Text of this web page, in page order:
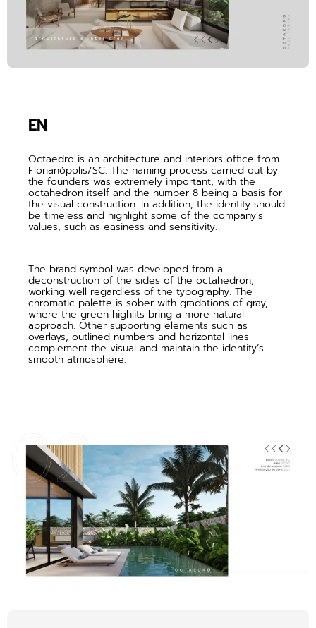
EN
Octaedro is an architecture and interiors office from
Florianópolis/SC. The naming process carried out by
the founders was extremely important, with the
octahedron itself and the number 8 being a basis for
the visual construction. In addition, the identity should
be timeless and highlight some of the company’s
values, such as easiness and sensitivity.
The brand symbol was developed from a
deconstruction of the sides of the octahedron,
working well regardless of the typography. The
chromatic palette is sober with gradations of gray,
where the green highlits bring a more natural
approach. Other supporting elements such as
overlays, outlined numbers and horizontal lines
complement the visual and maintain the identity’s
smooth atmosphere.